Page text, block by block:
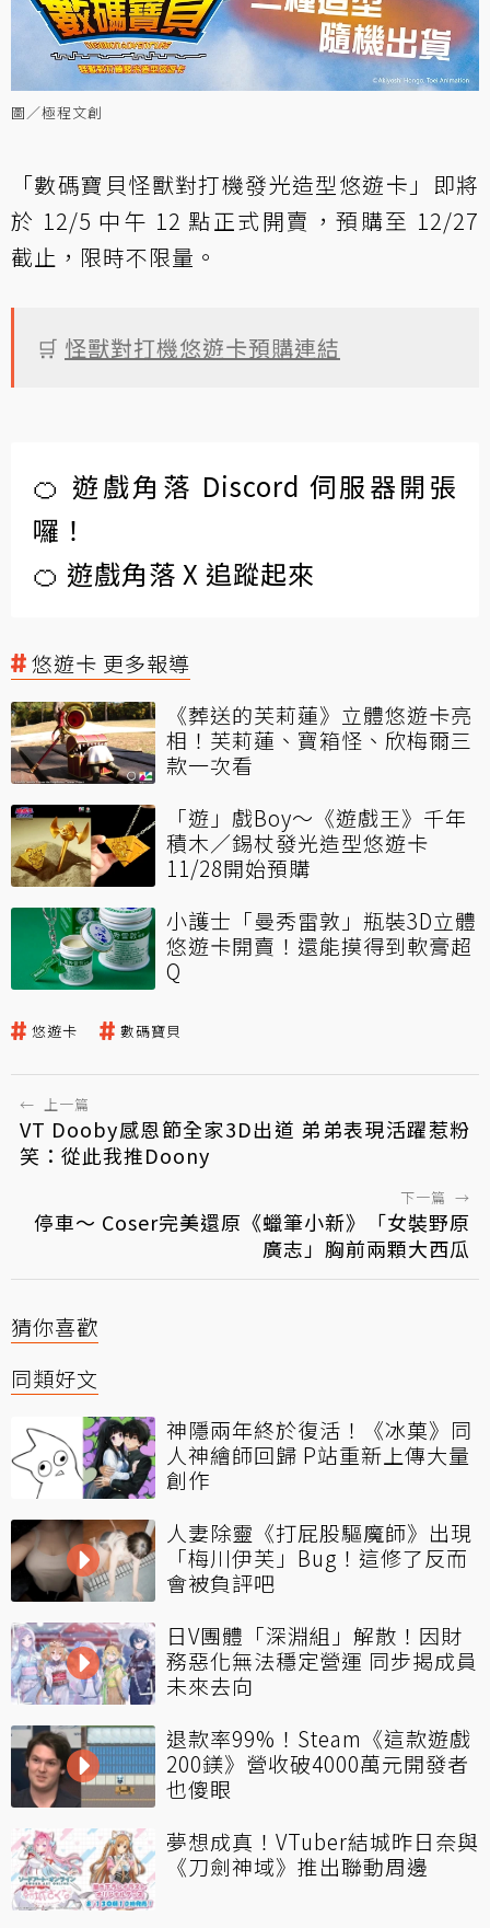
圖／極程文創
「數碼寶貝怪獸對打機發光造型悠遊卡」即將
於 12/5 中午 12 點正式開賣，預購至 12/27
截止，限時不限量。
🛒 怪獸對打機悠遊卡預購連結
🍊 遊戲角落 Discord 伺服器開張
囉！
🍊 遊戲角落 X 追蹤起來
悠遊卡 更多報導
《葬送的芙莉蓮》立體悠遊卡亮
相！芙莉蓮、寶箱怪、欣梅爾三
款一次看
「遊」戲Boy～《遊戲王》千年
積木／錫杖發光造型悠遊卡
11/28開始預購
小護士「曼秀雷敦」瓶裝3D立體
悠遊卡開賣！還能摸得到軟膏超
Q
悠遊卡 數碼寶貝
← 上一篇
VT Dooby感恩節全家3D出道 弟弟表現活躍惹粉
笑：從此我推Doony
下一篇 →
停車～ Coser完美還原《蠟筆小新》「女裝野原
廣志」胸前兩顆大西瓜
猜你喜歡
同類好文
神隱兩年終於復活！《冰菓》同
人神繪師回歸 P站重新上傳大量
創作
人妻除靈《打屁股驅魔師》出現
「梅川伊芙」Bug！這修了反而
會被負評吧
日V團體「深淵組」解散！因財
務惡化無法穩定營運 同步揭成員
未來去向
退款率99%！Steam《這款遊戲
200鎂》營收破4000萬元開發者
也傻眼
夢想成真！VTuber結城昨日奈與
《刀劍神域》推出聯動周邊